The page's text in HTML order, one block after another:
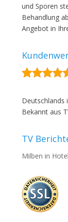
und Sporen
Behandlung
Angebot in
Deutschlands
Bekannt aus
TV
Milben in